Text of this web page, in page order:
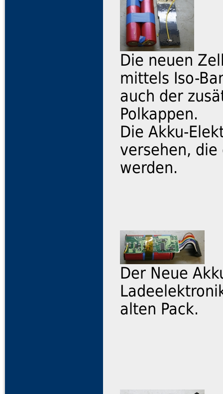
Die neuen
mittels Iso-
auch der
Polkappen.
Die Akku-
versehen,
werden.
Der Neue
alten Pack.